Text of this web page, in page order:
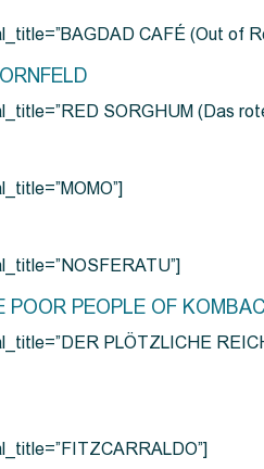
CAFÉ (Out of
SORGHUM (Das
PEOPLE OF
PLÖTZLICHE